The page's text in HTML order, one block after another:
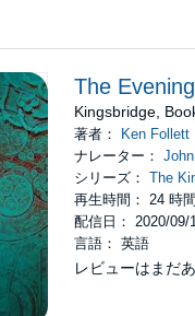
The
Kingsbridge,
著者：
Ken Follett
ナレーター：
シリーズ： The
再生時間： 24 時
配信日： 2020/09/
言語： 英語
レビューはまだ